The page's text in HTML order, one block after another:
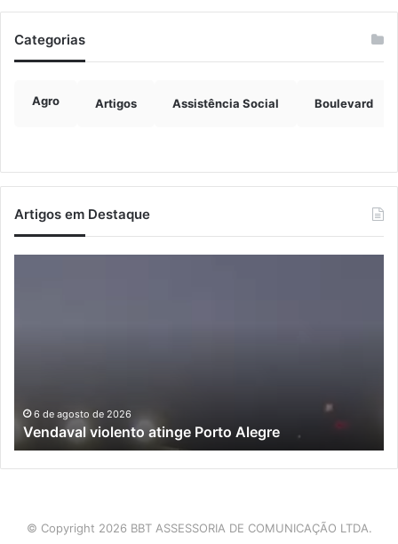
Categorias
Agro Artigos Assistência Social Boulevard
Artigos em Destaque
6 de agosto de 2026
Vendaval violento atinge Porto Alegre
© Copyright 2026 BBT ASSESSORIA DE COMUNICAÇÃO LTDA.